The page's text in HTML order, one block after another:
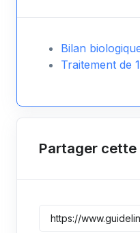
Bilan
Traitement de
Partager